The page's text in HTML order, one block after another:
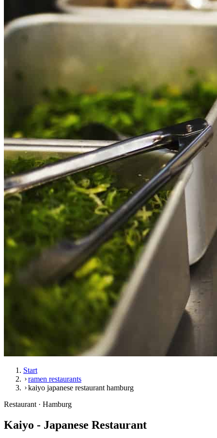
Start
ramen restaurants
kaiyo japanese restaurant hamburg
Restaurant · Hamburg
Kaiyo - Japanese Restaurant